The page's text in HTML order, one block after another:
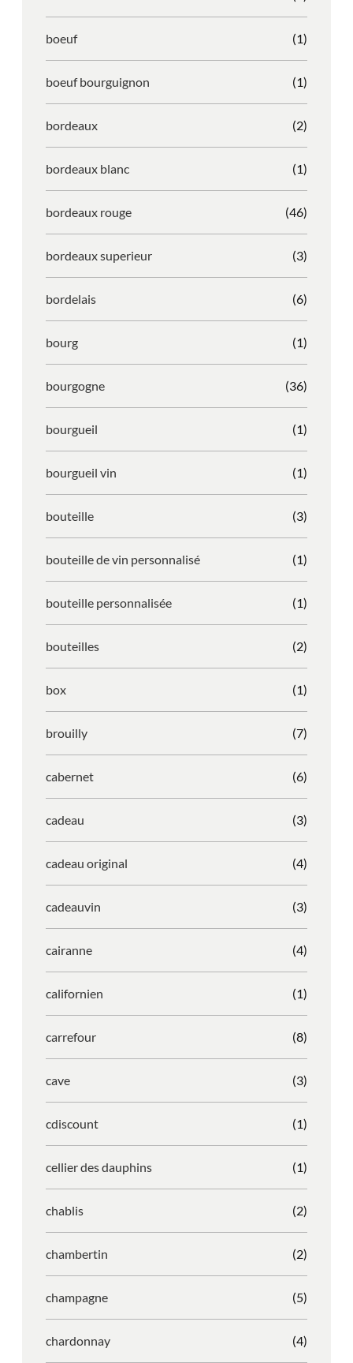
boeuf (1)
boeuf bourguignon (1)
bordeaux (2)
bordeaux blanc (1)
bordeaux rouge (46)
bordeaux superieur (3)
bordelais (6)
bourg (1)
bourgogne (36)
bourgueil (1)
bourgueil vin (1)
bouteille (3)
bouteille de vin personnalisé (1)
bouteille personnalisée (1)
bouteilles (2)
box (1)
brouilly (7)
cabernet (6)
cadeau (3)
cadeau original (4)
cadeauvin (3)
cairanne (4)
californien (1)
carrefour (8)
cave (3)
cdiscount (1)
cellier des dauphins (1)
chablis (2)
chambertin (2)
champagne (5)
chardonnay (4)